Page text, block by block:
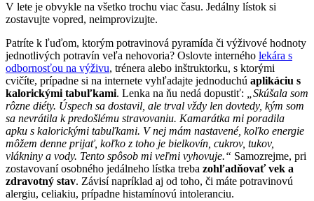
V lete je obvykle na všetko trochu viac času. Jedálny lístok si
zostavujte vopred, neimprovizujte.
Patríte k ľuďom, ktorým potravinová pyramída či výživové hodnoty
jednotlivých potravín veľa nehovoria? Oslovte interného lekára s
odbornosťou na výživu, trénera alebo inštruktorku, s ktorými
cvičíte, prípadne si na internete vyhľadajte jednoduchú aplikáciu s
kalorickými tabuľkami. Lenka na ňu nedá dopustiť: „Skúšala som
rôzne diéty. Úspech sa dostavil, ale trval vždy len dovtedy, kým som
sa nevrátila k predošlému stravovaniu. Kamarátka mi poradila
apku s kalorickými tabuľkami. V nej mám nastavené, koľko energie
môžem denne prijať, koľko z toho je bielkovín, cukrov, tukov,
vlákniny a vody. Tento spôsob mi veľmi vyhovuje.“ Samozrejme, pri
zostavovaní osobného jedálneho lístka treba zohľadňovať vek a
zdravotný stav. Závisí napríklad aj od toho, či máte potravinovú
alergiu, celiakiu, prípadne histamínovú intoleranciu.